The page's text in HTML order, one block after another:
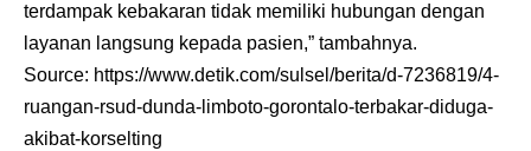
terdampak kebakaran tidak memiliki hubungan dengan
layanan langsung kepada pasien,” tambahnya.
Source: https://www.detik.com/sulsel/berita/d-7236819/4-
ruangan-rsud-dunda-limboto-gorontalo-terbakar-diduga-
akibat-korselting